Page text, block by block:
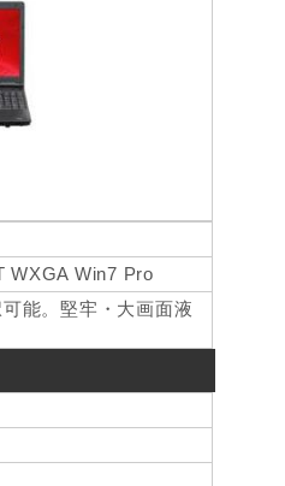
WXGA Win7 Pro
能。堅牢・大画面液